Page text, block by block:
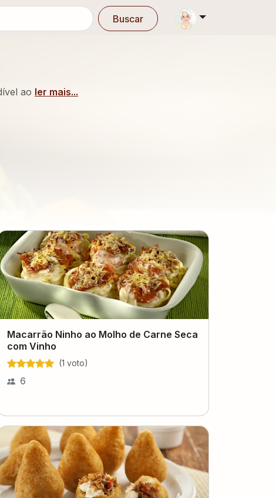
Buscar
ao ler mais...
Macarrão Ninho ao Molho de Carne Seca
com Vinho
(1 voto)
6